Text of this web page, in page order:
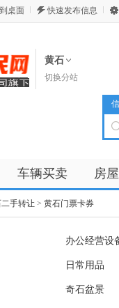
桌面 快速发布信息
黄石
切换分站
车辆买卖 房
手转让 > 黄石门票卡券
办公经营设
日常用品
奇石盆景